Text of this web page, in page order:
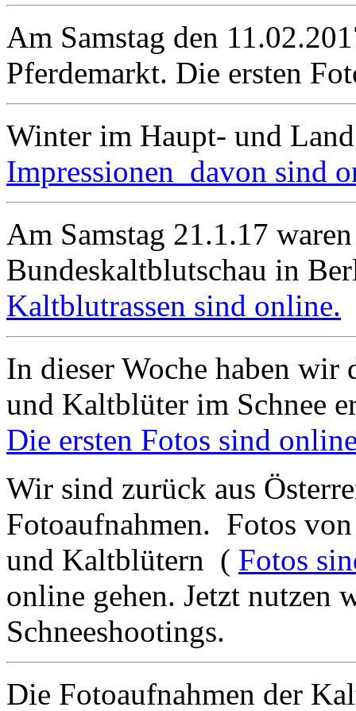
Am Samstag den
Pferdemarkt. Die ersten
Winter im Haupt- und
Impressionen davon sind
Am Samstag 21.1.17
Bundeskaltblutschau in
Kaltblutrassen sind online.
In dieser Woche haben wir
und Kaltblüter im Schnee
Die ersten Fotos sind
Wir sind zurück aus
Fotoaufnahmen. Fotos
und Kaltblütern ( Fotos
online gehen. Jetzt nutzen
Schneeshootings.
Die Fotoaufnahmen der